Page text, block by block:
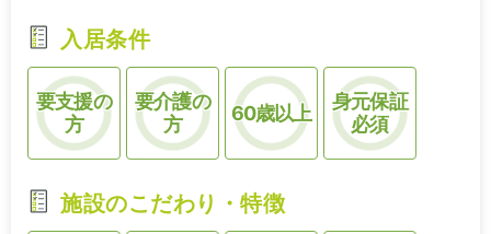
入居条件
要支援の
方
要介護の
方
60歳以上
身元保証
必須
施設のこだわり・特徴